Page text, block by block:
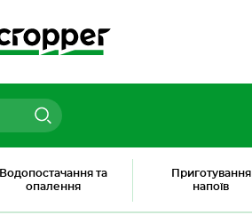
Водопостачання та
опалення
Приготування
напоїв